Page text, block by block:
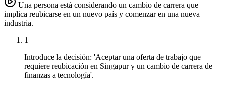
Una persona está considerando un cambio de carrera que
implica reubicarse en un nuevo país y comenzar en una nueva
industria.
1
Introduce la decisión: 'Aceptar una oferta de trabajo que
requiere reubicación en Singapur y un cambio de carrera de
finanzas a tecnología'.